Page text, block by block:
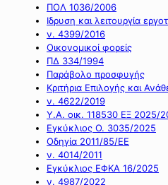
ΠΟΛ 1036/2006
Ιδρυση και λειτουργία
ν. 4399/2016
Οικονομικοί φορείς
ΠΔ 334/1994
Παράβολο προσφυγής
Κριτήρια Επιλογής και
ν. 4622/2019
Υ.Α. οικ. 118530 ΕΞ 2025/
Εγκύκλιος Ο. 3035/2025
Οδηγία 2011/85/ΕΕ
ν. 4014/2011
Εγκύκλιος ΕΦΚΑ 16/2025
ν. 4987/2022